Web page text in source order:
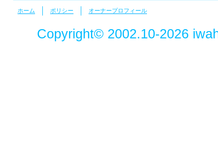
ホーム ポリシー オーナープロフィール
Copyright© 2002.10-2026